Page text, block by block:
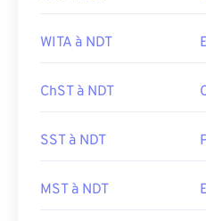
WITA à NDT
ChST à NDT
SST à NDT
MST à NDT